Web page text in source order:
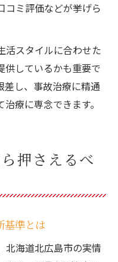
コミ評価などが挙げら
活スタイルに合わせた
供しているかも重要で
差し、事故治療に精通
療に専念できます。
押さえるべ
基準とは
北海道北広島市の実情